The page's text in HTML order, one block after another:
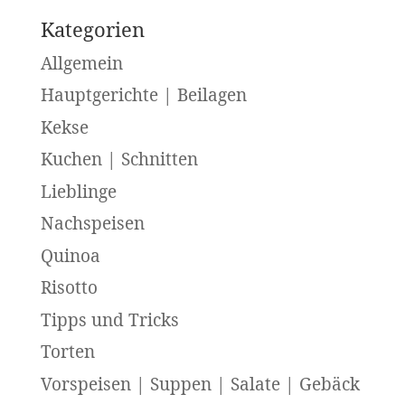
Kategorien
Allgemein
Hauptgerichte | Beilagen
Kekse
Kuchen | Schnitten
Lieblinge
Nachspeisen
Quinoa
Risotto
Tipps und Tricks
Torten
Vorspeisen | Suppen | Salate | Gebäck